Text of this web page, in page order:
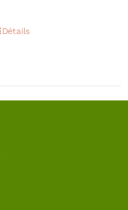
Détails